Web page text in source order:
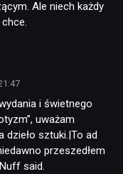
Ale niech każdy
i świetnego
uważam
dzieło sztuki.|To ad
przeszedłem
said.